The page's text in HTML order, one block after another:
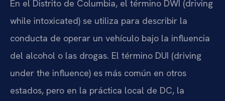
En el Distrito de Columbia, el término DWI (driving
while intoxicated) se utiliza para describir la
conducta de operar un vehículo bajo la influencia
del alcohol o las drogas. El término DUI (driving
under the influence) es más común en otros
estados, pero en la práctica local de DC, la